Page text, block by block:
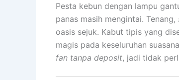
Pesta kebun dengan lampu
panas masih mengintai. Tenang,
oasis sejuk. Kabut tipis yang
magis pada keseluruhan
fan tanpa deposit, jadi tidak